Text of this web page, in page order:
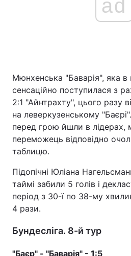
ad
Мюнхенська "Баварія", яка в
сенсаційно поступилася з
2:1 "Айнтрахту", цього разу
на леверкузенському
перед грою йшли в лідерах,
переможець відповідно
таблицю.
Підопічні Юліана
таймі забили 5 голів і
період з 30-ї по 38-му
4 рази.
Бундесліга. 8-й тур
"Баєр" - "Баварія" - 1:5